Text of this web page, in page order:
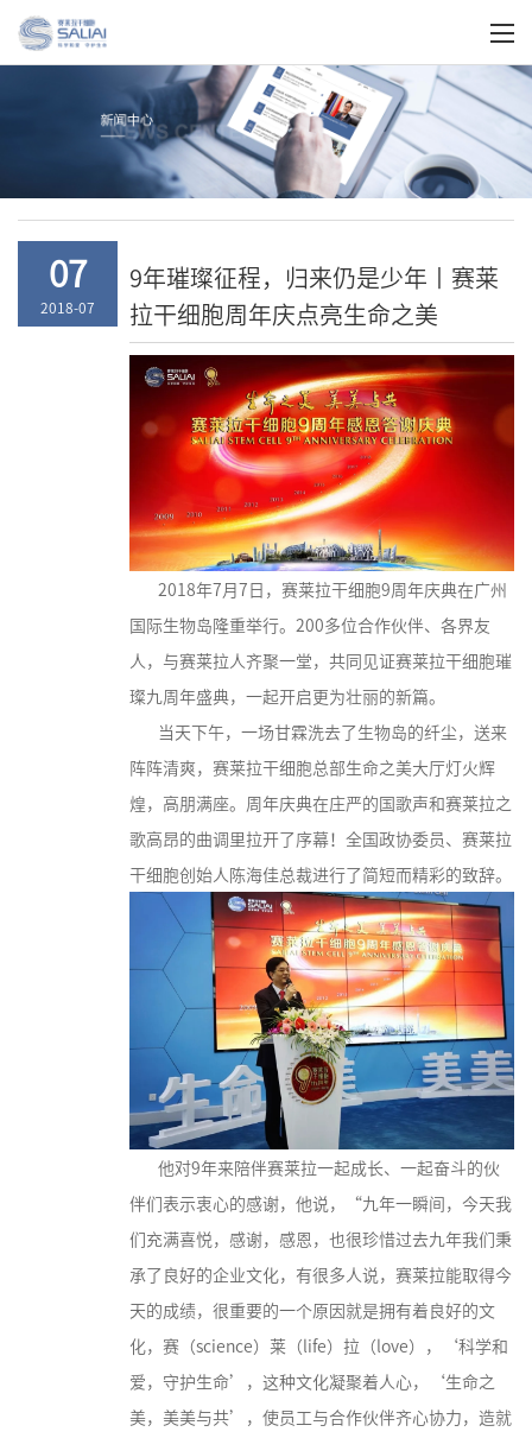
关于我们
07
2018-07
9年璀璨征程，归来仍是少年丨赛莱
拉干细胞周年庆点亮生命之美
2018年7月7日，赛莱拉干细胞9周年庆典在广州
国际生物岛隆重举行。200多位合作伙伴、各界友
人，与赛莱拉人齐聚一堂，共同见证赛莱拉干细胞璀
璨九周年盛典，一起开启更为壮丽的新篇。
当天下午，一场甘霖洗去了生物岛的纤尘，送来
阵阵清爽，赛莱拉干细胞总部生命之美大厅灯火辉
煌，高朋满座。周年庆典在庄严的国歌声和赛莱拉之
歌高昂的曲调里拉开了序幕！全国政协委员、赛莱拉
干细胞创始人陈海佳总裁进行了简短而精彩的致辞。
他对9年来陪伴赛莱拉一起成长、一起奋斗的伙
伴们表示衷心的感谢，他说，“九年一瞬间，今天我
们充满喜悦，感谢，感恩，也很珍惜过去九年我们秉
承了良好的企业文化，有很多人说，赛莱拉能取得今
天的成绩，很重要的一个原因就是拥有着良好的文
化，赛（science）莱（life）拉（love），‘科学和
爱，守护生命’，这种文化凝聚着人心，‘生命之
美，美美与共’，使员工与合作伙伴齐心协力，造就